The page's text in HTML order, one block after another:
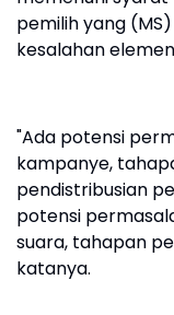
pemilih yang
kesalahan
"Ada potensi
kampanye,
pendistribusian
potensi
suara, tahapan
katanya.